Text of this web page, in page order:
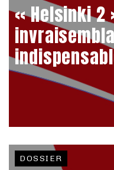
« Helsinki 2
DOSSIER